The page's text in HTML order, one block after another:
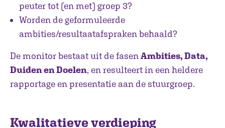
peuter tot (en met) groep 3?
Worden de geformuleerde
ambities/resultaatafspraken behaald?
De monitor bestaat uit de fasen Ambities, Data,
Duiden en Doelen, en resulteert in een heldere
rapportage en presentatie aan de stuurgroep.
Kwalitatieve verdieping